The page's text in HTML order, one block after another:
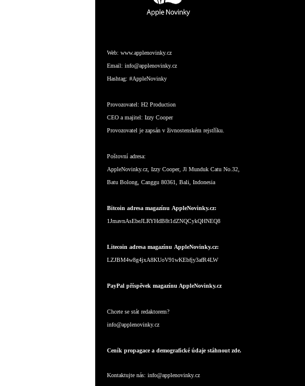
Web: www.applenovinky.cz
Email: info@applenovinky.cz
Hashtag: #AppleNovinky
Provozovatel: H2 Production
CEO a majitel: Izzy Cooper
Provozovatel je zapsán v živnostenském rejstříku.
Poštovní adresa:
AppleNovinky.cz, Izzy Cooper, Jl Munduk Catu No.32,
Batu Bolong, Canggu 80361, Bali, Indonesia
Bitcoin adresa magazínu AppleNovinky.cz:
1JmavnAsEbeJLRYHdB8t1dZNQCykQHNEQ8
Litecoin adresa magazínu AppleNovinky.cz:
LZJBM4w8g4jxA8KUoV91wKEbfjy3afR4LW
PayPal příspěvek magazínu AppleNovinky.cz
Chcete se stát redaktorem?
info@applenovinky.cz
Ceník propagace a demografické údaje stáhnout zde.
Kontaktujte nás: info@applenovinky.cz